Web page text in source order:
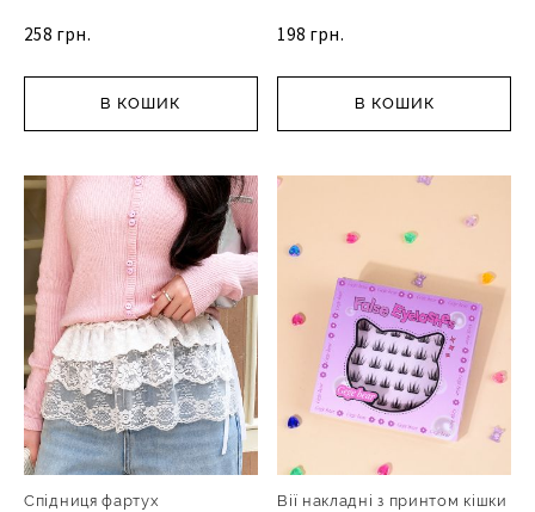
258 грн.
В КОШИК
198 грн.
В КОШИК
Спідниця фартух
Вії накладні з принтом кішки